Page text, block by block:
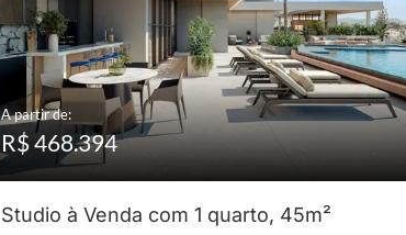
A partir de:
R$ 468.394
Studio à Venda com 1 quarto, 45m²